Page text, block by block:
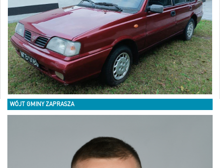
WÓJT GMINY ZAPRASZA